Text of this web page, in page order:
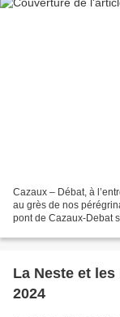
Cazaux – Débat, à
au grès de nos
pont de Cazaux-Debat
La Neste et les
2024